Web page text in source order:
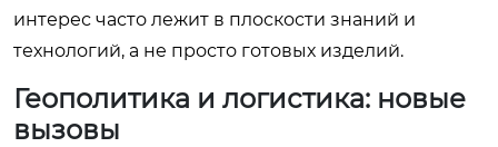
интерес часто лежит в плоскости знаний и
технологий, а не просто готовых изделий.
Геополитика и логистика: новые
вызовы